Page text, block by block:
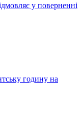
у поверненні
годину на